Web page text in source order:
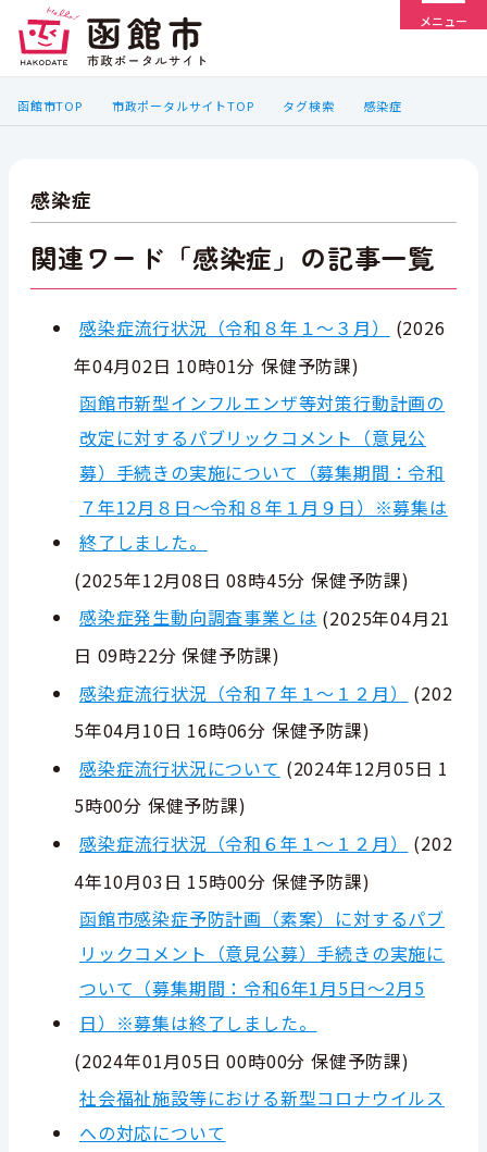
メニュー
函館市TOP 市政ポータルサイトTOP タグ検索 感染症
感染症
関連ワード「感染症」の記事一覧
感染症流行状況（令和８年１～３月） (2026
年04月02日 10時01分 保健予防課)
函館市新型インフルエンザ等対策行動計画の
改定に対するパブリックコメント（意見公
募）手続きの実施について（募集期間：令和
７年12月８日～令和８年１月９日）※募集は
終了しました。
(2025年12月08日 08時45分 保健予防課)
感染症発生動向調査事業とは (2025年04月21
日 09時22分 保健予防課)
感染症流行状況（令和７年１～１２月）
(202
5年04月10日 16時06分 保健予防課)
感染症流行状況について (2024年12月05日 1
5時00分 保健予防課)
感染症流行状況（令和６年１～１２月）
(202
4年10月03日 15時00分 保健予防課)
函館市感染症予防計画（素案）に対するパブ
リックコメント（意見公募）手続きの実施に
ついて（募集期間：令和6年1月5日～2月5
日）※募集は終了しました。
(2024年01月05日 00時00分 保健予防課)
社会福祉施設等における新型コロナウイルス
への対応について